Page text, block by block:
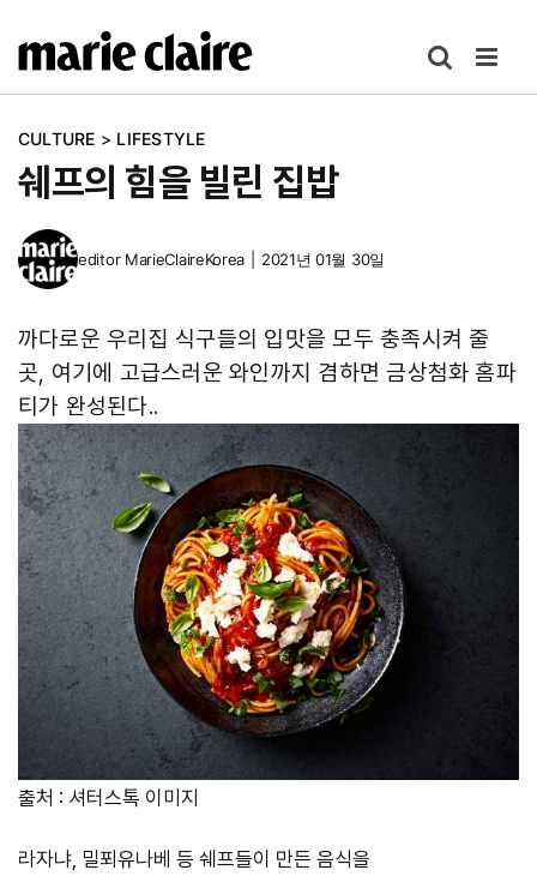
텐
건
너
CULTURE > LIFESTYLE
쉐프의 힘을 빌린 집밥
editor MarieClaireKorea 2021년 01월 30일
까다로운 우리집 식구들의 입맛을 모두 충족시켜 줄
곳, 여기에 고급스러운 와인까지 겸하면 금상첨화 홈파
티가 완성된다..
출처 : 셔터스톡 이미지
라자냐, 밀푀유나베 등 쉐프들이 만든 음식을